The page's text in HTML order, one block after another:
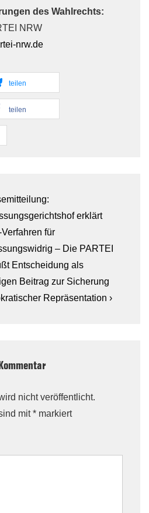
des Wahlrechts:
NRW
nrw.de
teilen
teilen
erklärt
Verfahren für
– Die PARTEI
Entscheidung als
Beitrag zur Sicherung
Repräsentation ›
nicht veröffentlicht.
mit* markiert